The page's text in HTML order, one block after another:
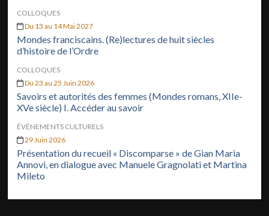
COLLOQUES
Du 13 au 14 Mai 2027
Mondes franciscains. (Re)lectures de huit siècles
d’histoire de l’Ordre
COLLOQUES
Du 23 au 25 Juin 2026
Savoirs et autorités des femmes (Mondes romans, XIIe-
XVe siècle) I. Accéder au savoir
ÉVÉNEMENTS CULTURELS
29 Juin 2026
Présentation du recueil « Discomparse » de Gian Maria
Annovi, en dialogue avec Manuele Gragnolati et Martina
Mileto